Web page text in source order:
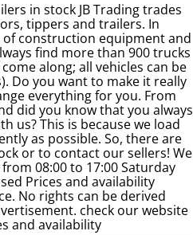
in stock JB Trading trades
tippers and trailers. In
of construction equipment and
find more than 900 trucks
along; all vehicles can be
Do you want to make it really
everything for you. From
did you know that you always
us? This is because we load
as possible. So, there are
or to contact our sellers! We
08:00 to 17:00 Saturday
Prices and availability
No rights can be derived
check our website
and availability